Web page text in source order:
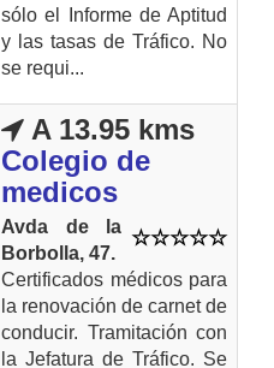
sólo el Informe de Aptitud
y las tasas de Tráfico. No
se requi...
A 13.95 kms
Colegio de
medicos
Avda de la
Borbolla, 47.
Certificados médicos para
la renovación de carnet de
conducir. Tramitación con
la Jefatura de Tráfico. Se